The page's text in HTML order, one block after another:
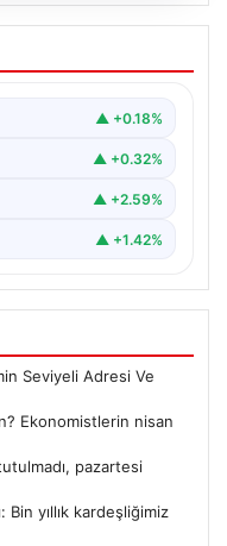
ne zaman?
faiz beklentisi
▲ +0.18%
▲ +0.32%
▲ +2.59%
▲ +1.42%
Seviyeli Adresi Ve
Ekonomistlerin nisan
pazartesi
Bin yıllık kardeşliğimiz